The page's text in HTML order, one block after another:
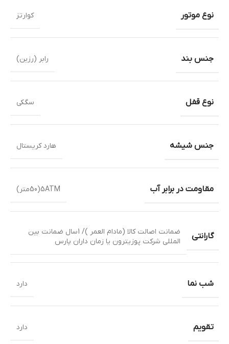
نوع موتور کوارتز
جنس بند رابر (رزین)
نوع قفل سگکی
جنس شیشه هارد کریستال
مقاومت در برابر آب 5ATM(50متر)
گارانتی
ضمانت اصالت کالا (مادام العمر )/ 1سال ضمانت بین
المللی شرکت پوزیترون یا زمان داران پارس
شب نما دارد
تقویم دارد